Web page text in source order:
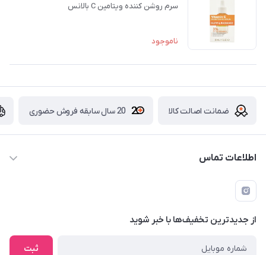
سرم روشن کننده ویتامین C بالانس
ناموجود
ضمانت اصالت کالا 20 سال سابقه فروش حضوری
اطلاعات تماس
09229839700 - 08338354666
info@cosmetics110.com
کرمانشاه ، بلوار نوبهار ، بین کوی ۱۱۰ و ۱۱۲ ، آرایشی و بهداشتی ۱۱۰
از جدید‌ترین تخفیف‌ها با‌ خبر شوید
ثبت